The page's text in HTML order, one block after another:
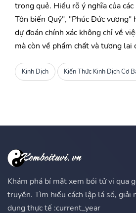
trong quẻ. Hiểu rõ ý nghĩa của
Tôn biến Quỷ", "Phúc Đức vượng"
dự đoán chính xác không chỉ về
mà còn về phẩm chất và tương lai
Kinh Dịch Kiến Thức Kinh Dịch Cơ
Khám phá bí mật xem bói tử vi qua
truyền. Tìm hiểu cách lập lá số, giải
dụng thực tế :current_year